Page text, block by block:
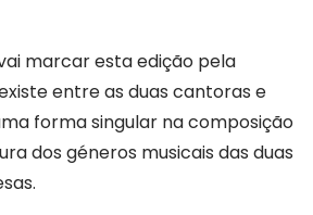
marcar esta edição pela
entre as duas cantoras e
forma singular na composição
dos géneros musicais das duas